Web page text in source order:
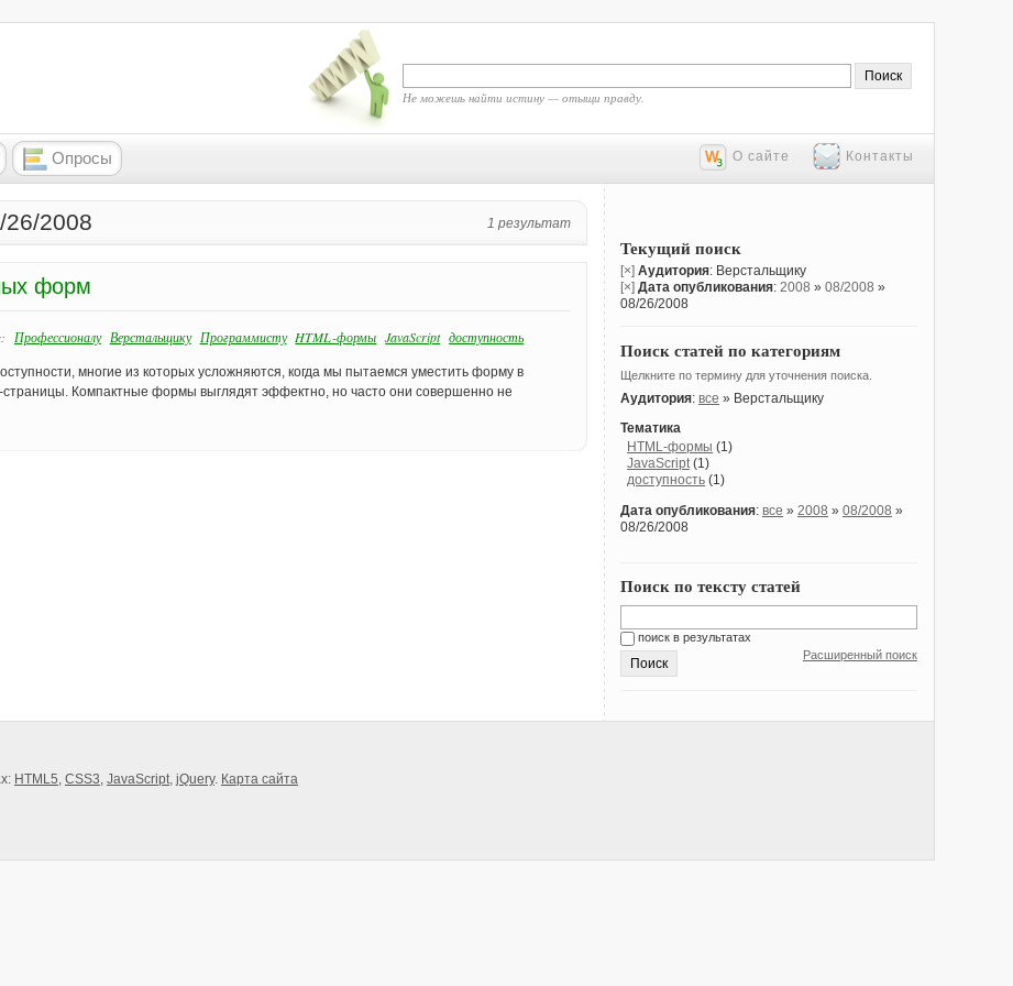
Не можешь найти истину — отыщи правду.
Опросы О сайте Контакты
26/2008 1 результат
форм
Профессионалу Верстальщику Программисту HTML-формы JavaScript доступность
многие из которых усложняются, когда мы пытаемся уместить форму в
страницы. Компактные формы выглядят эффектно, но часто они совершенно не
Текущий поиск
[×] Аудитория: Верстальщику
[×] Дата опубликования: 2008 » 08/2008 »
08/26/2008
Поиск статей по категориям
Щелкните по термину для уточнения поиска.
Аудитория: все » Верстальщику
Тематика
HTML-формы (1)
JavaScript(1)
доступность (1)
Дата опубликования: все » 2008 » 08/2008 »
08/26/2008
Поиск по тексту статей
поиск в результатах
Расширенный поиск
HTML5, CSS3, JavaScript, jQuery. Карта сайта